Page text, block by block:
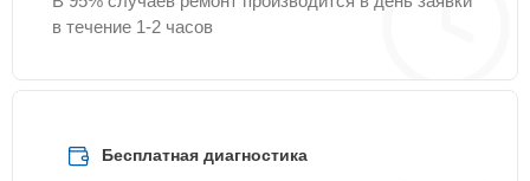
в течение 1-2 часов
Бесплатная диагностика